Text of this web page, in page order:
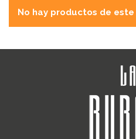
No hay productos de